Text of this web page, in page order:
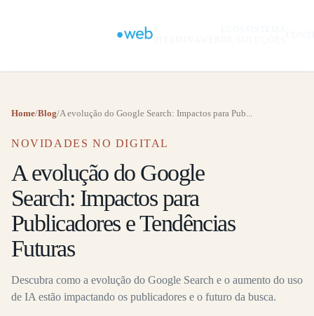
Home/Blog/A evolução do Google Search: Impactos para Pub...
NOVIDADES NO DIGITAL
A evolução do Google
Search: Impactos para
Publicadores e Tendências
Futuras
Descubra como a evolução do Google Search e o aumento do uso
de IA estão impactando os publicadores e o futuro da busca.